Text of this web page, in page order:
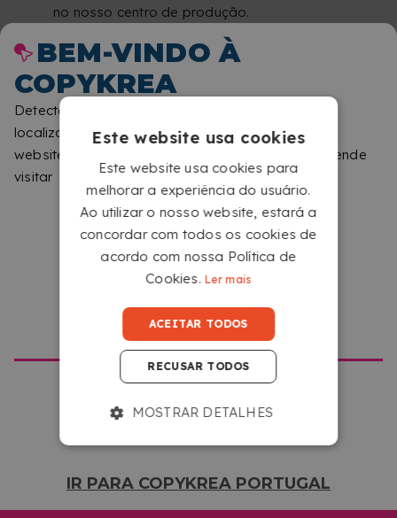
BEM-VINDO À
COPYKREA
Detectámos que está a navegar a partir de uma
localização diferente da que corresponde a este
website. Diga-nos, por favor, qual o site que pretende
visitar
IR PARA COPYKREA USA
IR PARA COPYKREA PORTUGAL
no nosso centro de produção.
CONVERTE A TUA FOTO
FAVORITA NUM PUZZLE
QUE VAIS QUERER
MONTAR UMA E OUTRA
VEZ
CONVERTE QUALQUER FOTO NUM PUZZLE
ÚNICO
Transforma as tuas memórias favoritas numa experiência
Este website usa cookies
Este website usa cookies para
melhorar a experiência do usuário.
Ao utilizar o nosso website, estará a
concordar com todos os cookies de
acordo com nossa Política de
Cookies.Ler mais
ACEITAR TODOS
RECUSAR TODOS
MOSTRAR DETALHES